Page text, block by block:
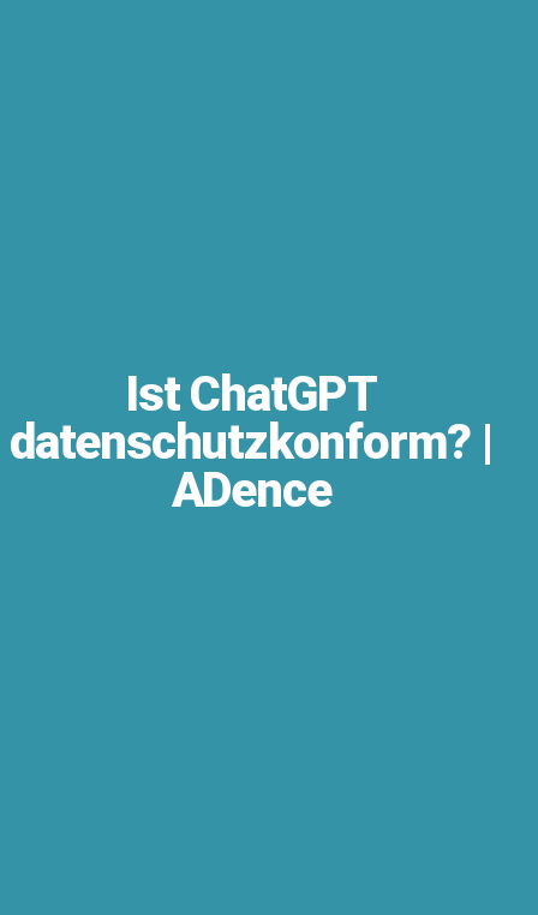
Ist ChatGPT
datenschutzkonform? |
ADence